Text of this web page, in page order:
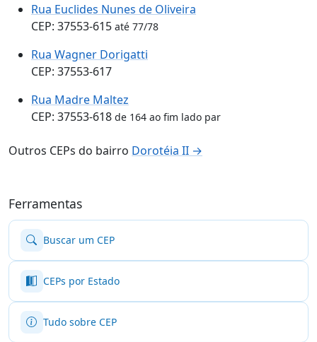
Rua Euclides Nunes de Oliveira
CEP: 37553-615 até 77/78
Rua Wagner Dorigatti
CEP: 37553-617
Rua Madre Maltez
CEP: 37553-618 de 164 ao fim lado par
Outros CEPs do bairro Dorotéia II →
Ferramentas
Buscar um CEP
CEPs por Estado
Tudo sobre CEP